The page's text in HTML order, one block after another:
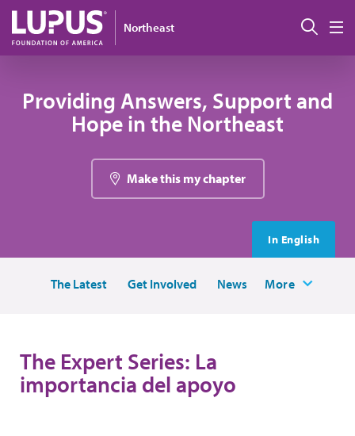
Pasar al contenido principal
Northeast
Providing Answers, Support and
Hope in the Northeast
Make this my chapter
In English
The Latest Get Involved News More
The Expert Series: La
importancia del apoyo